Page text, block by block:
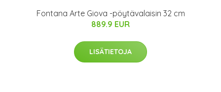
Fontana Arte Giova -pöytävalaisin 32 cm
889.9 EUR
LISÄTIETOJA